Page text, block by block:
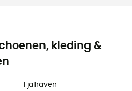
kleding &
Fjällräven